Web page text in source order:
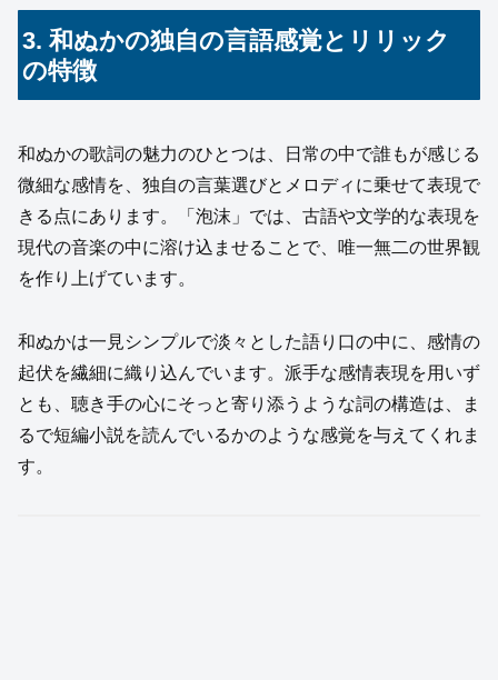
3. 和ぬかの独自の言語感覚とリリック
の特徴
和ぬかの歌詞の魅力のひとつは、日常の中で誰もが感じる
微細な感情を、独自の言葉選びとメロディに乗せて表現で
きる点にあります。「泡沫」では、古語や文学的な表現を
現代の音楽の中に溶け込ませることで、唯一無二の世界観
を作り上げています。
和ぬかは一見シンプルで淡々とした語り口の中に、感情の
起伏を繊細に織り込んでいます。派手な感情表現を用いず
とも、聴き手の心にそっと寄り添うような詞の構造は、ま
るで短編小説を読んでいるかのような感覚を与えてくれま
す。